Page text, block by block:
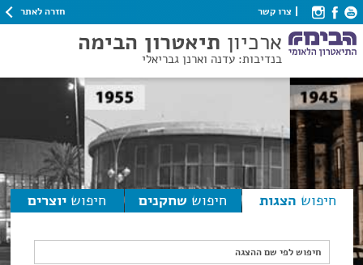
צרו קשר חזרה לאתר
ארכיון תיאטרון הבימה
בנדיבות: עדנה וארנן גבריאלי
חיפוש הצגות חיפוש שחקנים חיפוש יוצרים
חיפוש לפי שם ההצגה